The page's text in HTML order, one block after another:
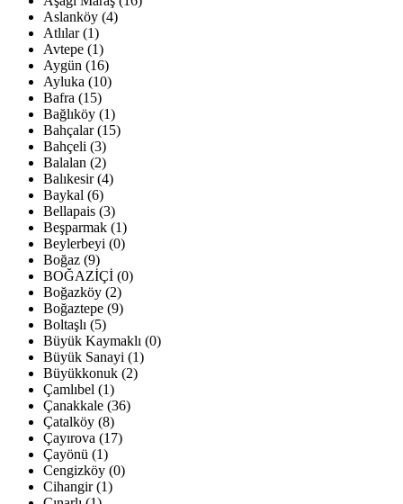
Aslanköy (4)
Atlılar (1)
Avtepe (1)
Aygün (16)
Ayluka (10)
Bafra (15)
Bağlıköy (1)
Bahçalar (15)
Bahçeli (3)
Balalan (2)
Balıkesir (4)
Baykal (6)
Bellapais (3)
Beşparmak (1)
Beylerbeyi (0)
Boğaz (9)
BOĞAZİÇİ (0)
Boğazköy (2)
Boğaztepe (9)
Boltaşlı (5)
Büyük Kaymaklı (0)
Büyük Sanayi (1)
Büyükkonuk (2)
Çamlıbel (1)
Çanakkale (36)
Çatalköy (8)
Çayırova (17)
Çayönü (1)
Cengizköy (0)
Cihangir (1)